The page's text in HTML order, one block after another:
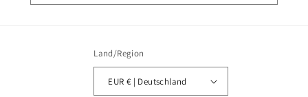
Land/Region
EUR € | Deutschland